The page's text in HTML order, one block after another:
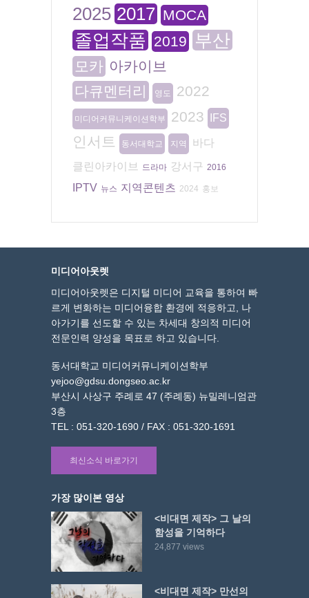
2025 2017 MOCA
졸업작품 2019 부산
모카 아카이브
다큐멘터리
영도 2022
미디어커뮤니케이션학부 2023 IFS
인서트 동서대학교 지역
바다
클린아카이브
드라마 강서구 2016
IPTV 뉴스 지역콘텐츠 2024 홍보
미디어아웃렛
미디어아웃렛은 디지털 미디어 교육을 통하여 빠
르게 변화하는 미디어융합 환경에 적응하고, 나
아가기를 선도할 수 있는 차세대 창의적 미디어
전문인력 양성을 목표로 하고 있습니다.
동서대학교 미디어커뮤니케이션학부
yejoo@gdsu.dongseo.ac.kr
부산시 사상구 주례로 47 (주례동) 뉴밀레니엄관
3층
TEL : 051-320-1690 / FAX : 051-320-1691
최신소식 바로가기
가장 많이본 영상
<비대면 제작> 그 날의
함성을 기억하다
24,877 views
<비대면 제작> 만선의